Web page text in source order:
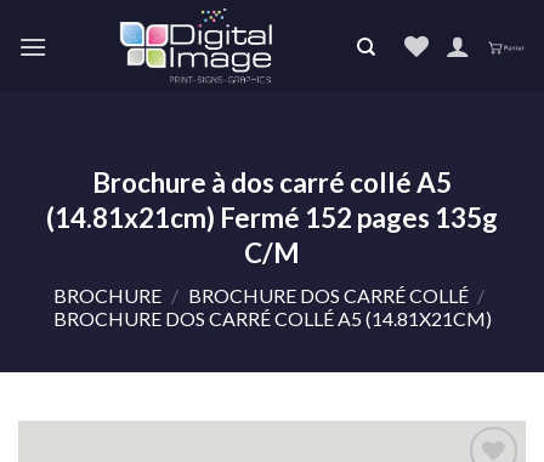
Brochure à dos carré collé A5
(14.81x21cm) Fermé 152 pages 135g
C/M
BROCHURE / BROCHURE DOS CARRÉ COLLÉ /
BROCHURE DOS CARRÉ COLLÉ A5 (14.81X21CM)